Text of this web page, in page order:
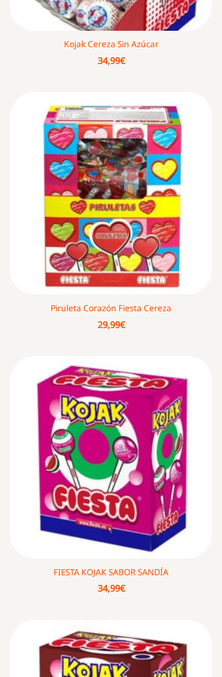
Kojak Cereza Sin Azúcar
34,99€
Piruleta Corazón Fiesta Cereza
29,99€
FIESTA KOJAK SABOR SANDÍA
34,99€